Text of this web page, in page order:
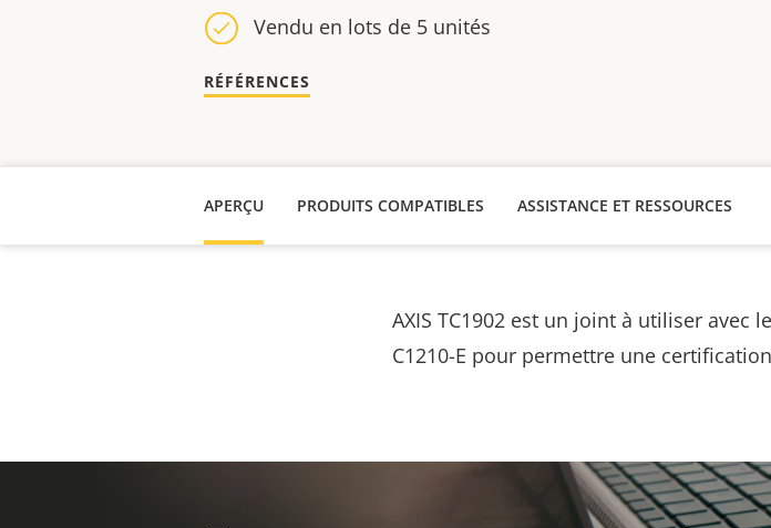
Vendu en lots de 5 unités
RÉFÉRENCES
APERÇU PRODUITS COMPATIBLES ASSISTANCE ET RESSOURCES
AXIS TC1902 est un joint à utiliser avec
C1210-E pour permettre une